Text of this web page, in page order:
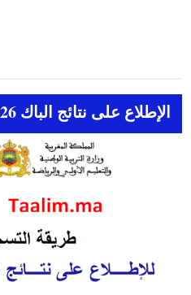
الإطلاع على نتائج الباك 2026